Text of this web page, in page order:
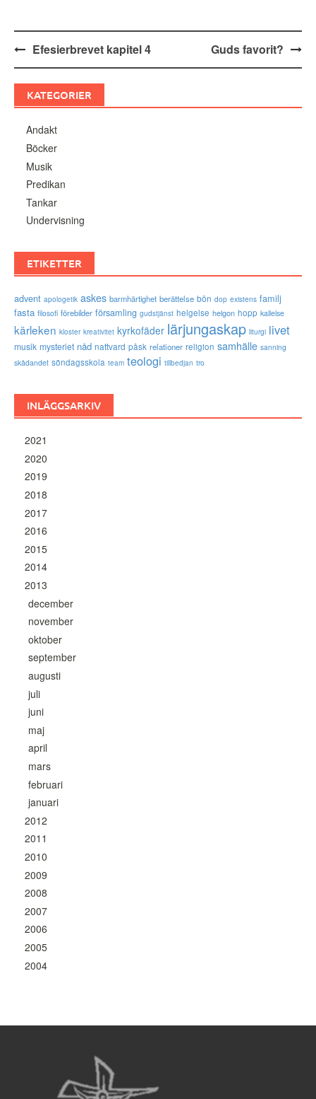
Inläggsnavigering
Efesierbrevet kapitel 4 Guds favorit?
KATEGORIER
Andakt
Böcker
Musik
Predikan
Tankar
Undervisning
ETIKETTER
advent apologetik askes barmhärtighet berättelse bön dop existens familj
fasta filosofi förebilder församling gudstjänst helgelse helgon hopp kallelse
kärleken kloster kreativitet kyrkofäder lärjungaskap liturgi livet
musik mysteriet nåd nattvard påsk relationer religion samhälle sanning
skådandet söndagsskola team teologi tillbedjan tro
INLÄGGSARKIV
2021
2020
2019
2018
2017
2016
2015
2014
2013
december
november
oktober
september
augusti
juli
juni
maj
april
mars
februari
januari
2012
2011
2010
2009
2008
2007
2006
2005
2004